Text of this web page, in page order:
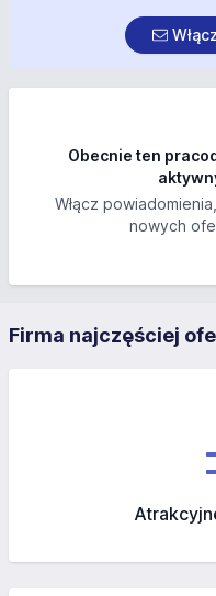
Obecnie ten
Włącz
nowych
Firma najczęściej